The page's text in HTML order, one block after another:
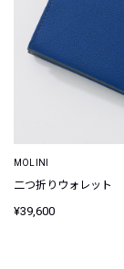
MOLINI
二つ折りウォレット
¥39,600